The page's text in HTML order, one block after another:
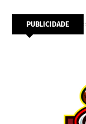
PUBLICIDADE